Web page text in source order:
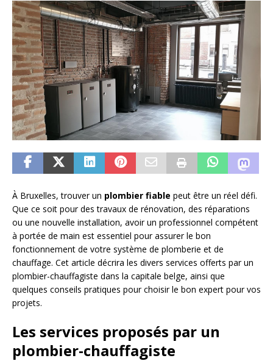
À Bruxelles, trouver un plombier fiable peut être un réel défi.
Que ce soit pour des travaux de rénovation, des réparations
ou une nouvelle installation, avoir un professionnel compétent
à portée de main est essentiel pour assurer le bon
fonctionnement de votre système de plomberie et de
chauffage. Cet article décrira les divers services offerts par un
plombier-chauffagiste dans la capitale belge, ainsi que
quelques conseils pratiques pour choisir le bon expert pour vos
projets.
Les services proposés par un
plombier-chauffagiste